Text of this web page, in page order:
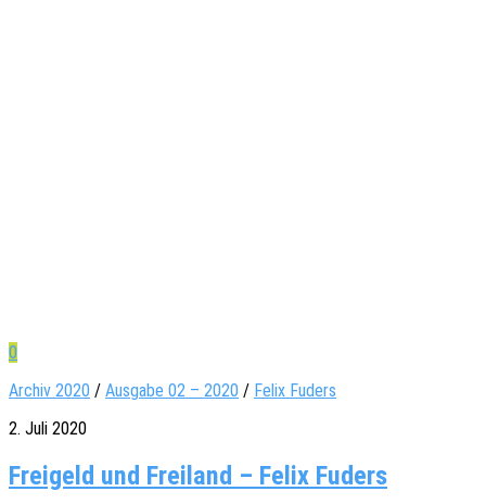
0
Archiv 2020 / Ausgabe 02 – 2020 / Felix Fuders
2. Juli 2020
Freigeld und Freiland – Felix Fuders